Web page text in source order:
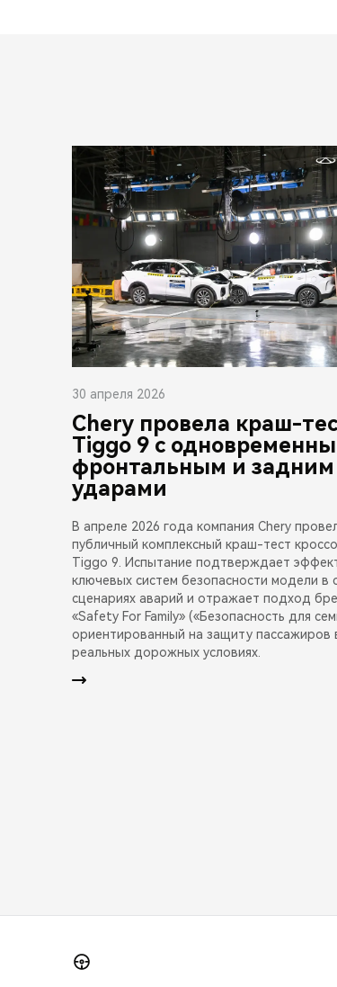
30 апреля 2026
Chery провела краш-
Tiggo 9 с
фронтальным и задним
ударами
В апреле 2026 года компания Chery
публичный комплексный краш-тест
Tiggo 9. Испытание подтверждает
ключевых систем безопасности модели в
сценариях аварий и отражает подход
«Safety For Family» («Безопасность для
ориентированный на защиту пассажиров
реальных дорожных условиях.